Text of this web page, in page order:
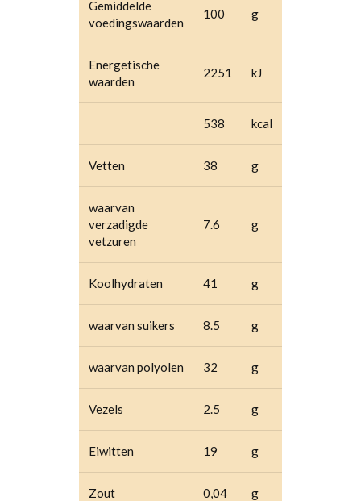
Gemiddelde
voedingswaarden
100 g
Energetische
waarden
2251 kJ
538 kcal
Vetten 38 g
waarvan
verzadigde
vetzuren
7.6 g
Koolhydraten 41 g
waarvan suikers 8.5 g
waarvan polyolen 32 g
Vezels 2.5 g
Eiwitten 19 g
Zout 0,04 g